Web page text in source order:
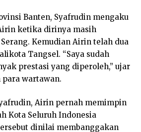
Banten, Syafrudin mengaku
ketika dirinya masih
Kemudian Airin telah dua
Tangsel. “Saya sudah
prestasi yang diperoleh,” ujar
wartawan.
Airin pernah memimpin
Kota Seluruh Indonesia
dinilai membanggakan